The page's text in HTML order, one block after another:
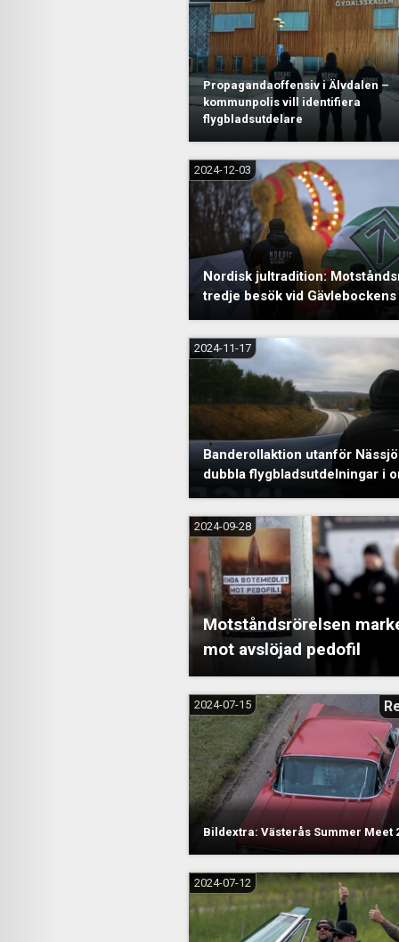
Propagandaoffensiv i Älvdalen –
kommunpolis vill identifiera
flygbladsutdelare
Nordisk jultradition:
tredje besök vid
2024-12-03
Banderollaktion utanför
dubbla flygbladsutdelningar i
2024-11-17
Motståndsrörelsen
mot avslöjad pedofil
2024-09-28
Bildextra: Västerås Summer Meet
2024-07-15
2024-07-12